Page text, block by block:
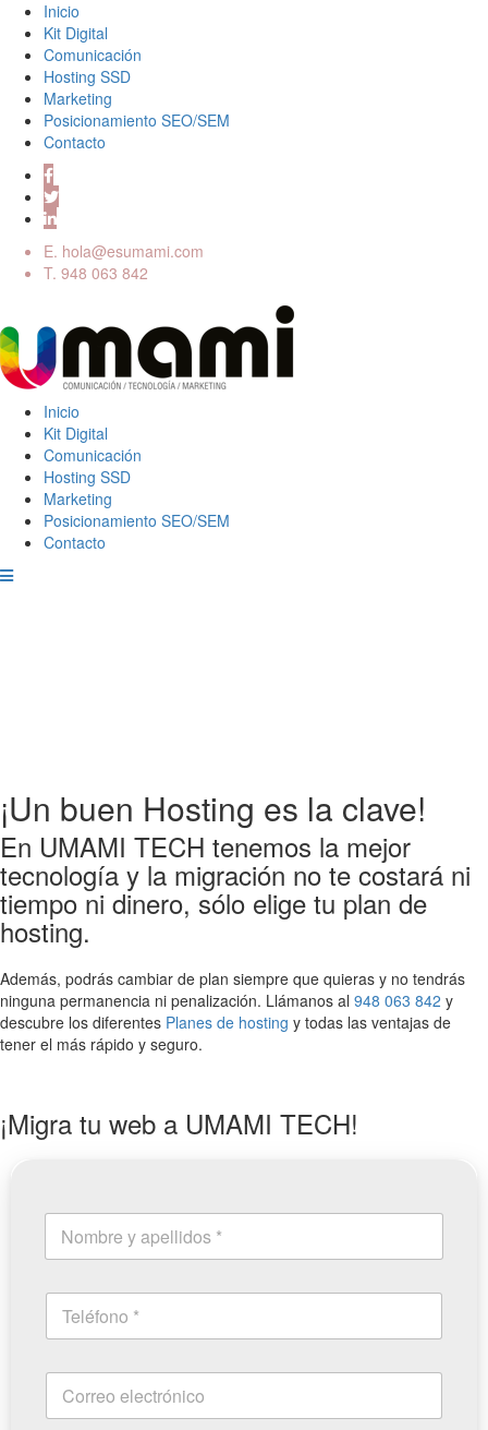
Inicio
Kit Digital
Comunicación
Hosting SSD
Marketing
Posicionamiento SEO/SEM
Contacto
E. hola@esumami.com
T. 948 063 842
Inicio
Kit Digital
Comunicación
Hosting SSD
Marketing
Posicionamiento SEO/SEM
Contacto
¡Un buen Hosting es la clave!
En UMAMI TECH tenemos la mejor
tecnología y la migración no te costará ni
tiempo ni dinero, sólo elige tu plan de
hosting.
Además, podrás cambiar de plan siempre que quieras y no tendrás
ninguna permanencia ni penalización. Llámanos al 948 063 842 y
descubre los diferentes Planes de hosting y todas las ventajas de
tener el más rápido y seguro.
¡Migra tu web a UMAMI TECH!